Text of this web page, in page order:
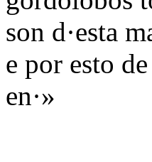
son d·esta
e por esto
en·»